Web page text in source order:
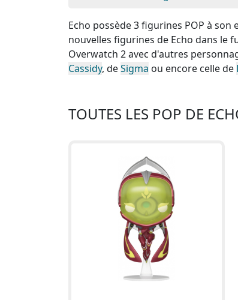
Echo possède 3 figurines POP à
nouvelles figurines de Echo dans le
Overwatch 2 avec d'autres
Cassidy, deSigma ou encore celle de
TOUTES LES POP DE